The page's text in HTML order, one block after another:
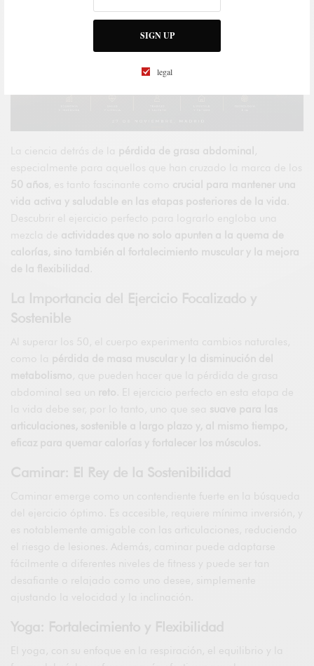
SIGN UP
legal
La ciencia detrás de la pérdida de grasa abdominal
especialmente para aquellos que han cruzado la marca de los
50 años , es tanto fascinante como crucial para mantener una
vida activa y saludable en las etapas posteriores de la vida
Descubrir el ejercicio perfecto para lograrlo engloba una
mezcla de actividades que no solo apunten a la quema de
calorías, sino también al fortalecimiento muscular y la mejora
de la flexibilidad
La Importancia del Ejercicio Focalizado y
Sostenible
Al superar los 50, el cuerpo experimenta cambios naturales,
pérdida de masa muscular y la disminución del
metabolismo , que pueden hacer que la pérdida de grasa
abdominal sea un
reto . El ejercicio perfecto en esta etapa de
la vida debe ser, por lo tanto, uno que sea suave para las
articulaciones, sostenible a largo plazo y, al mismo tiempo,
eficaz para quemar calorías y fortalecer los músculos.
Caminar: El Rey de la Sostenibilidad
Caminar emerge como un contendiente fuerte en la búsqueda
del ejercicio óptimo. Es accesible, requiere mínima inversión, y
es notablemente amigable con las articulaciones, reduciendo
el riesgo de lesiones. Además, caminar puede adaptarse
fácilmente a diferentes niveles de fitness y puede ser tan
desafiante o relajado como uno desee, simplemente
ajustando la velocidad y la inclinación.
Yoga: Fortalecimiento y Flexibilidad
El yoga, con su enfoque en la respiración, el equilibrio y la